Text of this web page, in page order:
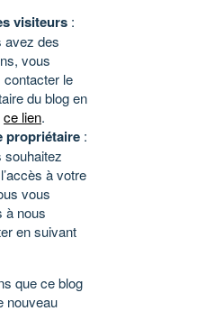
visiteurs :
avez des
vous
contacter le
du blog en
ce lien.
propriétaire :
souhaitez
à votre
vous
à nous
en suivant
que ce blog
nouveau